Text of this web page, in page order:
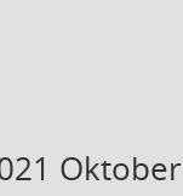
Oktober